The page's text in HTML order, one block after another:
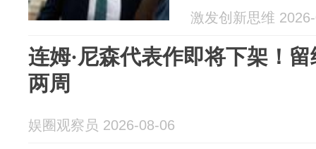
激发创新思维
连姆·尼森代表作即将下架！
两周
娱圈观察员 2026-08-06